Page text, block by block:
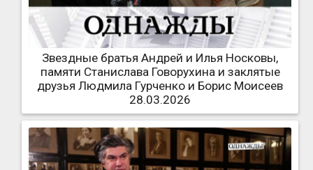
Звездные братья Андрей и Илья Носковы,
памяти Станислава Говорухина и заклятые
друзья Людмила Гурченко и Борис Моисеев
28.03.2026